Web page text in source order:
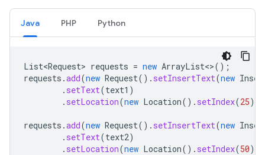
Java PHP Python
List<Request> requests = new ArrayList<>();
requests .add(new Request(). setInsertText(new
. setText(text1 )
. setLocation(new Location(). setIndex(25).
requests .add(new Request(). setInsertText(new
. setText(text2)
. setLocation(new Location(). setIndex(50).